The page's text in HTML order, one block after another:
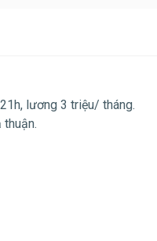
lương 3 triệu/ tháng.